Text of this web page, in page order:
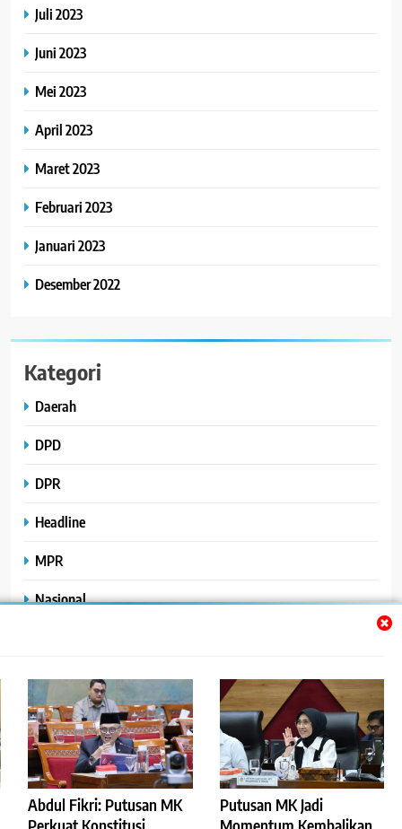
Abdul Fikri: Putusan MK
Putusan MK Jadi
Juli 2023
Juni 2023
Mei 2023
April 2023
Maret 2023
Februari 2023
Januari 2023
Desember 2022
Kategori
Daerah
DPD
DPR
Headline
MPR
Nasional
Polhukam
Uncategorized
©2023 ReportaseBisnis.